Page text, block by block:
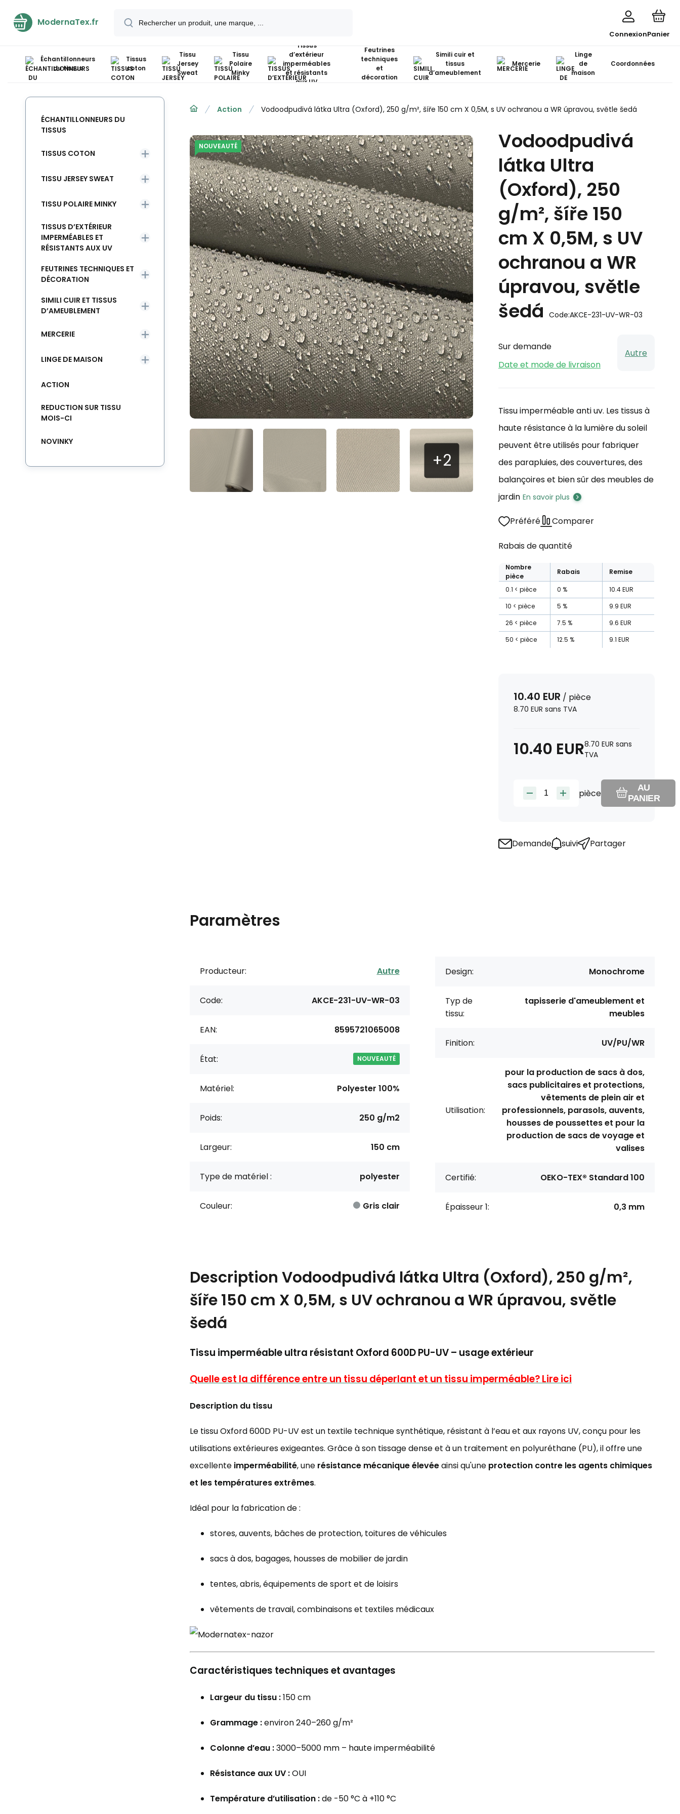
ModernaTex.fr
ConnexionPanier
Échantillonneurs
du tissus
Tissus
coton
Tissu
Jersey
Sweat
Tissu
Polaire
Minky
Tissus
d’extérieur
imperméables
et résistants
aux UV
Feutrines
techniques
et
décoration
Simili cuir et
tissus
d’ameublement
Mercerie
Linge
de
maison
Coordonnées
Action Vodoodpudivá látka Ultra (Oxford), 250 g/m², šíře 150 cm X 0,5M, s UV ochranou a WR úpravou, světle šedá
NOUVEAUTÉ
Vodoodpudivá
látka Ultra
(Oxford), 250
g/m², šíře 150
cm X 0,5M, s UV
ochranou a WR
úpravou, světle
šedá Code:AKCE-231-UV-WR-03
Sur demande
Date et mode de livraison
Autre
Tissu imperméable anti uv. Les tissus à
haute résistance à la lumière du soleil
peuvent être utilisés pour fabriquer
des parapluies, des couvertures, des
balançoires et bien sûr des meubles de
jardin En savoir plus
Préféré Comparer
Rabais de quantité
Nombre
pièce
Rabais Remise
0.1 pièce 0 % 10.4EUR
10
pièce 5 % 9.9 EUR
26
pièce 7.5 % 9.6 EUR
50
pièce 12.5 % 9.1 EUR
10.40 EUR / pièce
8.70 EUR sans TVA
10.40 EUR8.70 EUR sans
TVA
pièce
AU
PANIER
Demande suivi Partager
Paramètres
Producteur: Autre
Code: AKCE-231-UV-WR-03
EAN: 8595721065008
État: NOUVEAUTÉ
Matériel: Polyester 100%
Poids: 250 g/m2
Largeur: 150 cm
Type de matériel : polyester
Couleur: Gris clair
Design: Monochrome
Typ de
tissu:
tapisserie d'ameublement et
meubles
Finition: UV/PU/WR
Utilisation:
pour la production de sacs à dos,
sacs publicitaires et protections,
vêtements de plein air et
professionnels, parasols, auvents,
housses de poussettes et pour la
production de sacs de voyage et
valises
Certifié: OEKO-TEX® Standard 100
Épaisseur 1: 0,3 mm
Description Vodoodpudivá látka Ultra (Oxford), 250 g/m²,
šíře 150 cm X 0,5M, s UV ochranou a WR úpravou, světle
šedá
Tissu imperméable ultra résistant Oxford 600D PU-UV – usage extérieur
Quelle est la différence entre un tissu déperlant et un tissu imperméable? Lire ici
Description du tissu
Le tissu Oxford 600D PU-UV est un textile technique synthétique, résistant à l’eau et aux rayons UV, conçu pour les
utilisations extérieures exigeantes. Grâce à son tissage dense et à un traitement en polyuréthane (PU), il offre une
excellente imperméabilité, une résistance mécanique élevéeainsi qu'une protection contre les agents chimiques
et les températures extrêmes.
Idéal pour la fabrication de :
stores, auvents, bâches de protection, toitures de véhicules
sacs à dos, bagages, housses de mobilier de jardin
tentes, abris, équipements de sport et de loisirs
vêtements de travail, combinaisons et textiles médicaux
Caractéristiques techniques et avantages
Largeur du tissu :150 cm
Grammage :environ 240–260 g/m²
Colonne d’eau :3000–5000 mm – haute imperméabilité
Résistance aux UV :OUI
Température d’utilisation :de -50 °C à +110 °C
ÉCHANTILLONNEURS DU
TISSUS
TISSUS COTON
TISSU JERSEY SWEAT
TISSU POLAIRE MINKY
TISSUS D’EXTÉRIEUR
IMPERMÉABLES ET
RÉSISTANTS AUX UV
FEUTRINES TECHNIQUES ET
DÉCORATION
SIMILI CUIR ET TISSUS
D’AMEUBLEMENT
MERCERIE
LINGE DE MAISON
ACTION
REDUCTION SUR TISSU
MOIS-CI
NOVINKY